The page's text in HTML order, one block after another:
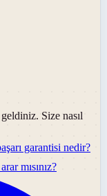
Size nasıl
garantisi nedir?
mısınız?